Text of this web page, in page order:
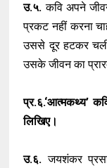
उ.५. कवि अपने
प्रकट नहीं करना
उससे दूर हटकर चली
उसके जीवन का
प्र.६.‘आत्मकथ्य’
लिखिए।
उ.६. जयशंकर